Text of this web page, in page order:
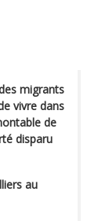
migrants
vivre dans
de
disparu
au